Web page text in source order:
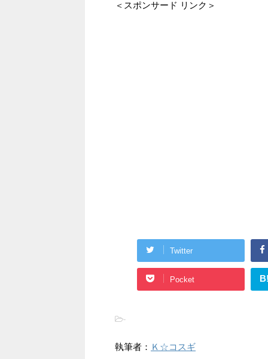
＜スポンサード リンク＞
Twitter
Pocket B!
-
執筆者： Ｋ☆コスギ